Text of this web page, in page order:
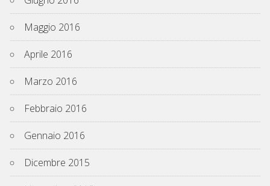
Maggio 2016
Aprile 2016
Marzo 2016
Febbraio 2016
Gennaio 2016
Dicembre 2015